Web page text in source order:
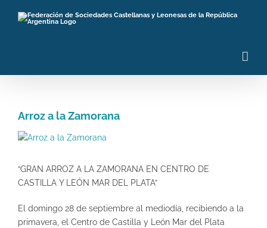
Arroz a la Zamorana
Ver
más
grande
“GRAN ARROZ A LA ZAMORANA EN CENTRO DE
CASTILLA Y LEÓN MAR DEL PLATA”
El domingo 28 de septiembre al mediodía, recibiendo a la
primavera, el Centro de Castilla y León Mar del Plata